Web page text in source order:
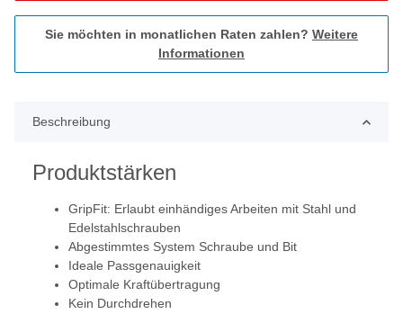
Sie möchten in monatlichen Raten zahlen? Weitere
Informationen
Beschreibung
Produktstärken
GripFit: Erlaubt einhändiges Arbeiten mit Stahl und
Edelstahlschrauben
Abgestimmtes System Schraube und Bit
Ideale Passgenauigkeit
Optimale Kraftübertragung
Kein Durchdrehen